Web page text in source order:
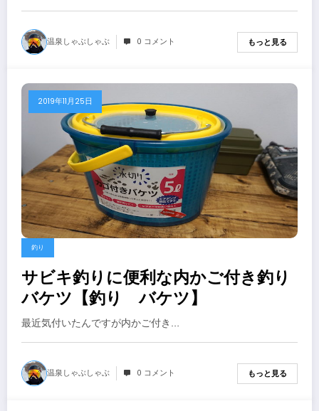
温泉しゃぶしゃぶ 0 コメント もっと見る
2019年11月25日
釣り
サビキ釣りに便利な内かご付き釣り
バケツ【釣り バケツ】
最近気付いたんですが内かご付き…
温泉しゃぶしゃぶ 0 コメント もっと見る